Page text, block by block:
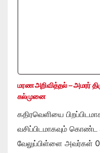
மரண அறிவித்தல் – அமரர்
கல்முனை
கதிரவெளியை
வசிப்பிடமாகவும் கொண்ட
வேலுப்பிள்ளை அவர்கள்